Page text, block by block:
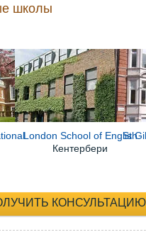
школы
London School of English
Кентербери
St
КОНСУЛЬТАЦИЮ
+7 (495)